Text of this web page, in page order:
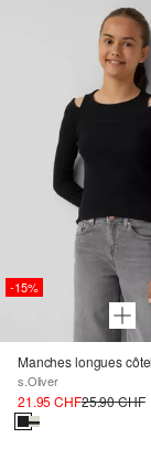
-15%
s.Oliver
21.95 CHF25.90 CHF